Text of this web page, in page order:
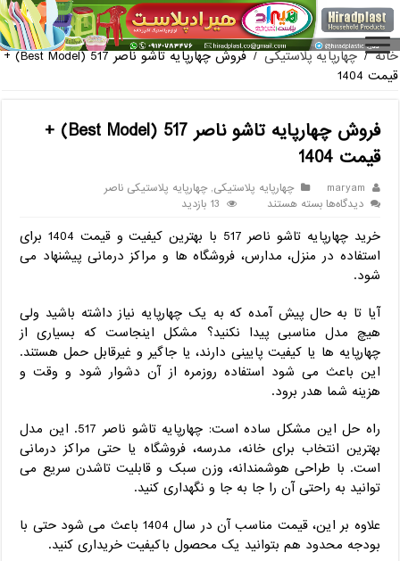
خانه / چهارپایه پلاستیکی /
فروش چهارپایه تاشو ناصر 517 (Best Model) +
قیمت 1404
فروش چهارپایه تاشو ناصر 517 (Best Model) +
قیمت 1404
maryam چهارپایه پلاستیکی,چهارپایه پلاستیکی ناصر
دیدگاه‌هابرای
چهارپایه
تاشو
ناصر
Model)
قیمت
1404
بسته هستند 13 بازدید
خرید چهارپایه تاشو ناصر 517 با بهترین کیفیت و قیمت 1404 برای
استفاده در منزل، مدارس، فروشگاه‌ ها و مراکز درمانی پیشنهاد می
شود.
آیا تا به حال پیش آمده که به یک چهارپایه نیاز داشته باشید ولی
هیچ مدل مناسبی پیدا نکنید؟ مشکل اینجاست که بسیاری از
چهارپایه ‌ها یا کیفیت پایینی دارند، یا جاگیر و غیرقابل حمل هستند.
این باعث می ‌شود استفاده روزمره از آن دشوار شود و وقت و
هزینه شما هدر برود.
راه ‌حل این مشکل ساده است: چهارپایه تاشو ناصر 517. این مدل
بهترین انتخاب برای خانه، مدرسه، فروشگاه یا حتی مراکز درمانی
است. با طراحی هوشمندانه، وزن سبک و قابلیت تاشدن سریع می
‌توانید به راحتی آن را جا به ‌جا و نگهداری کنید.
علاوه بر این، قیمت مناسب آن در سال 1404 باعث می ‌شود حتی با
بودجه محدود هم بتوانید یک محصول باکیفیت خریداری کنید.